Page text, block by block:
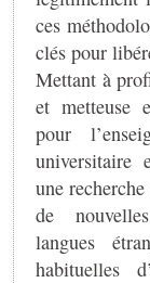
ces
clés pour
Mettant à
et metteuse
pour
universitaire
une
de
langues
habituelles